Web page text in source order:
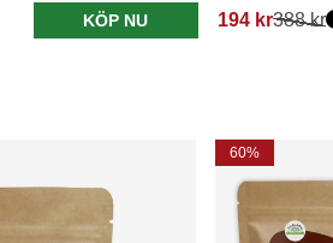
KÖP NU 194 kr388 kr
60%